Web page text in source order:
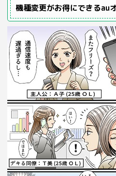
機種変更がお得にできるau